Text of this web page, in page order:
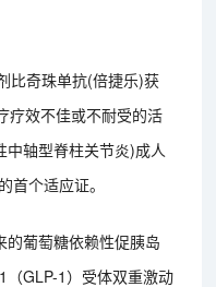
比奇珠单抗(倍捷乐)获
疗效不佳或不耐受的活
轴型脊柱关节炎)成人
首个适应证。
的葡萄糖依赖性促胰岛
GLP-1）受体双重激动